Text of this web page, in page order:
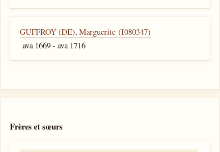
GUFFROY (DE), Marguerite (I080347)
ava 1669 - ava 1716
Frères et sœurs